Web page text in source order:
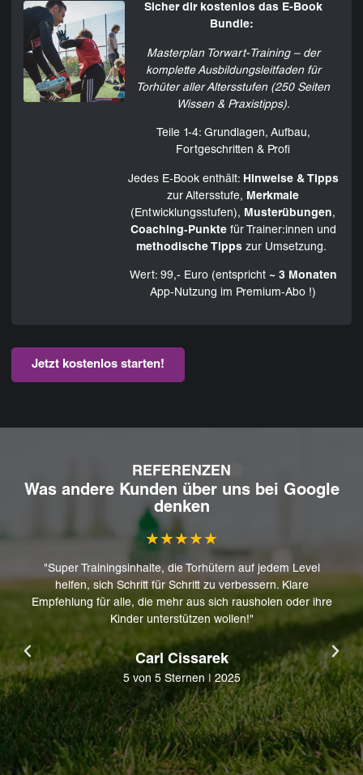
Sicher dir kostenlos das E-Book
Bundle:
Masterplan Torwart-Training – der
komplette Ausbildungsleitfaden für
Torhüter aller Altersstufen (250 Seiten
Wissen & Praxistipps).
Teile 1-4: Grundlagen, Aufbau,
Fortgeschritten & Profi
Jedes E‑Book enthält: Hinweise & Tipps
zur Altersstufe, Merkmale
(Entwicklungsstufen), Musterübungen,
Coaching‑Punktefür Trainer:innen und
methodische Tipps zur Umsetzung.
Wert: 99,- Euro (entspricht ~ 3 Monaten
App‑Nutzung im Premium‑Abo !)
Jetzt kostenlos starten!
REFERENZEN
Was andere Kunden über uns bei Google
denken
★★★★★
"Super Trainingsinhalte, die Torhütern auf jedem Level
helfen, sich Schritt für Schritt zu verbessern. Klare
Empfehlung für alle, die mehr aus sich rausholen oder ihre
Kinder unterstützen wollen!"
Carl Cissarek
5 von 5 Sternen | 2025